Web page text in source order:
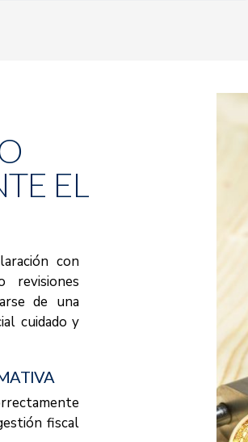
EL
con
revisiones
de una
cuidado y
fiscal